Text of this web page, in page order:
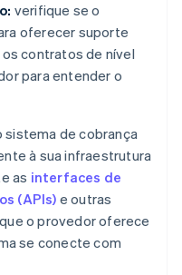
verifique se o
oferecer suporte
contratos de nível
para entender o
sistema de cobrança
à sua infraestrutura
as interfaces de
(APIs) e outras
o provedor oferece
se conecte com